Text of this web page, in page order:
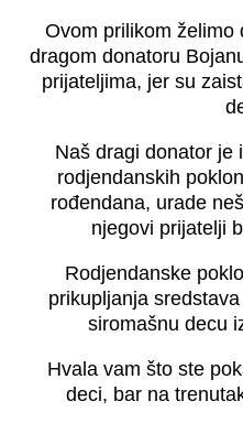
Ovom prilikom želimo
dragom donatoru
prijateljima, jer su
Naš dragi donator je
rodjendanskih
rođendana, urade
njegovi prijatelji
Rodjendanske
prikupljanja
siromašnu decu
Hvala vam što ste
deci, bar na